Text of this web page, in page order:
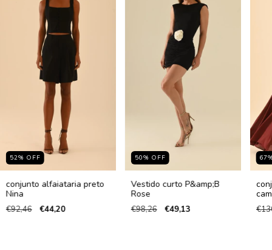
52% OFF
conjunto alfaiataria preto
Nina
€92,46 €44,20
50% OFF
Vestido curto P&amp;B
Rose
€98,26 €49,13
67